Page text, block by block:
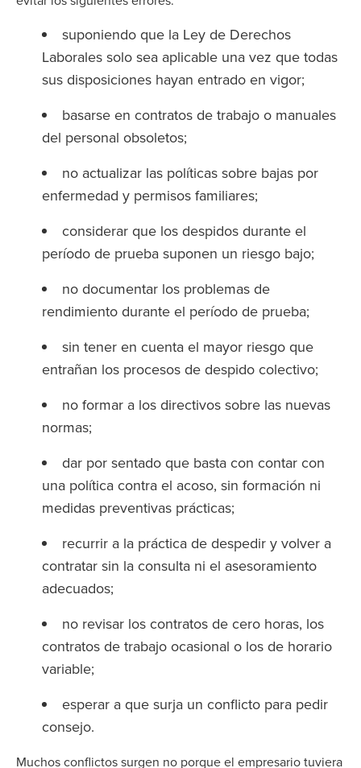
suponiendo que la Ley de Derechos
Laborales solo sea aplicable una vez que todas
sus disposiciones hayan entrado en vigor;
basarse en contratos de trabajo o manuales
del personal obsoletos;
no actualizar las políticas sobre bajas por
enfermedad y permisos familiares;
considerar que los despidos durante el
período de prueba suponen un riesgo bajo;
no documentar los problemas de
rendimiento durante el período de prueba;
sin tener en cuenta el mayor riesgo que
entrañan los procesos de despido colectivo;
no formar a los directivos sobre las nuevas
normas;
dar por sentado que basta con contar con
una política contra el acoso, sin formación ni
medidas preventivas prácticas;
recurrir a la práctica de despedir y volver a
contratar sin la consulta ni el asesoramiento
adecuados;
no revisar los contratos de cero horas, los
contratos de trabajo ocasional o los de horario
variable;
esperar a que surja un conflicto para pedir
consejo.
Muchos conflictos surgen no porque el empresario tuviera